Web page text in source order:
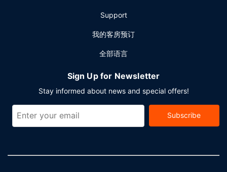
Support
我的客房预订
全部语言
Sign Up for Newsletter
Stay informed about news and special offers!
Subscribe